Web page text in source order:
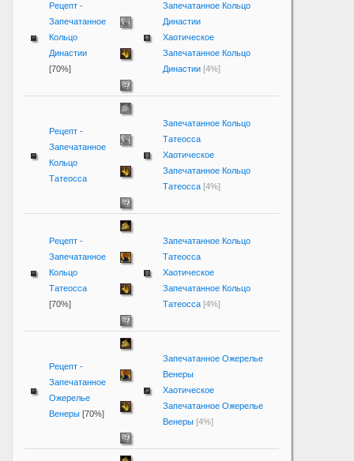
Рецепт -
Запечатанное
Кольцо
Династии
[70%]
Запечатанное Кольцо
Династии
Хаотическое
Запечатанное Кольцо
Династии [4%]
Рецепт -
Запечатанное
Кольцо
Татеосса
Запечатанное Кольцо
Татеосса
Хаотическое
Запечатанное Кольцо
Татеосса [4%]
Рецепт -
Запечатанное
Кольцо
Татеосса
[70%]
Запечатанное Кольцо
Татеосса
Хаотическое
Запечатанное Кольцо
Татеосса [4%]
Рецепт -
Запечатанное
Ожерелье
Венеры [70%]
Запечатанное Ожерелье
Венеры
Хаотическое
Запечатанное Ожерелье
Венеры [4%]